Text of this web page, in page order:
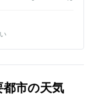
市の天気